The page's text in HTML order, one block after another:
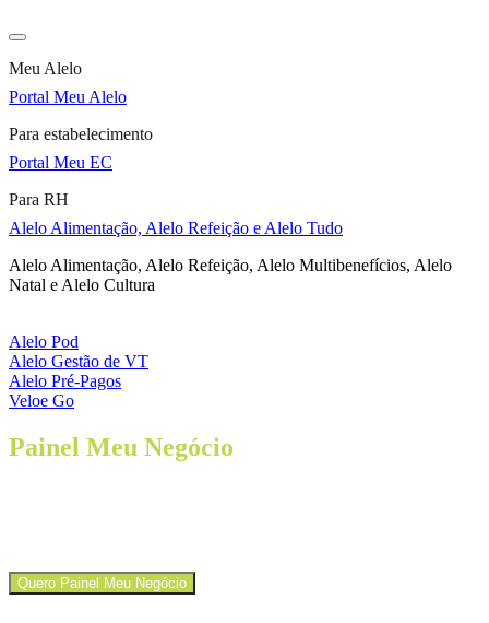
Meu Alelo
Portal Meu Alelo
Para estabelecimento
Portal Meu EC
Para RH
Alelo Alimentação, Alelo Refeição e Alelo Tudo
Alelo Alimentação, Alelo Refeição, Alelo Multibenefícios, Alelo
Natal e Alelo Cultura
Alelo Pod
Alelo Gestão de VT
Alelo Pré-Pagos
Veloe Go
Painel Meu Negócio
Quero Painel Meu Negócio